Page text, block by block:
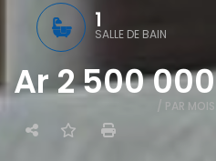
1
SALLE DE BAIN
Ar 2 500 000
/ PAR MOIS